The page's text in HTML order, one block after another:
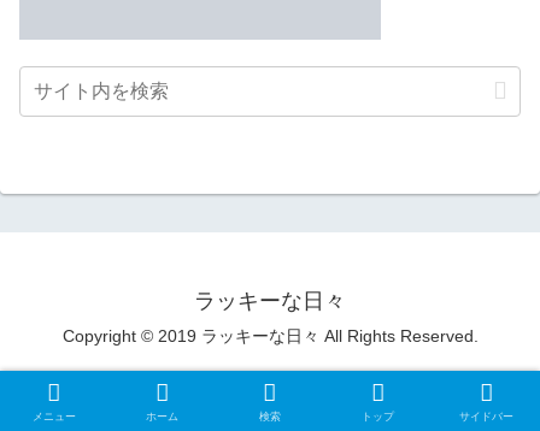
ラッキーな日々
Copyright © 2019 ラッキーな日々 All Rights Reserved.
メニュー ホーム 検索 トップ サイドバー